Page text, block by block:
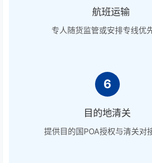
航班运输
专人随货监管或安排专线优
6
目的地清关
提供目的国POA授权与清关对